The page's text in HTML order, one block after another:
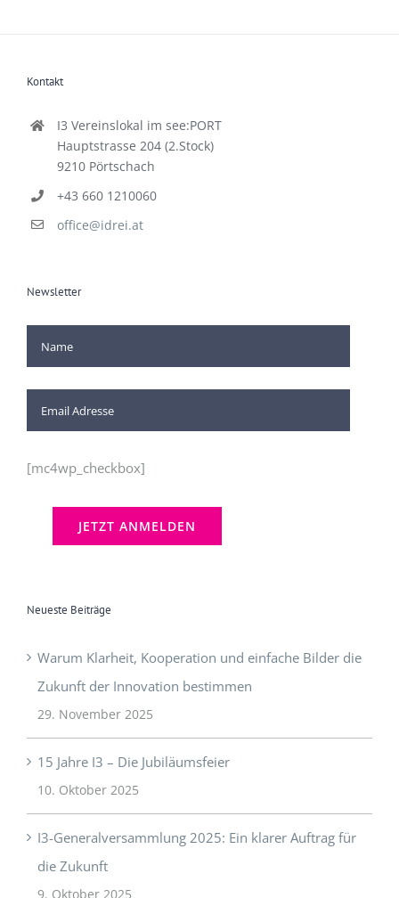
Hauptstrasse 204 (2.Stock)
9210 Pörtschach
+43 660 1210060
office@idrei.at
Zukunft der Innovation bestimmen
29. November 2025
15 Jahre I3 – Die Jubiläumsfeier
10. Oktober 2025
I3-Generalversammlung 2025: Ein klarer Auftrag für
die Zukunft
9. Oktober 2025